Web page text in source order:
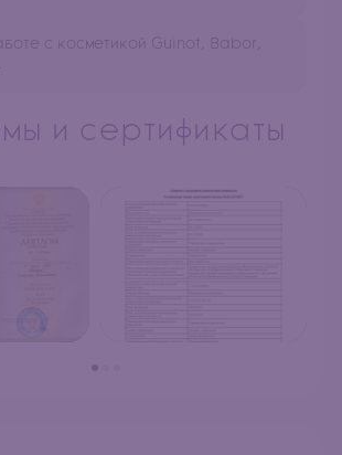
с косметикой Guinot, Babor,
и сертификаты